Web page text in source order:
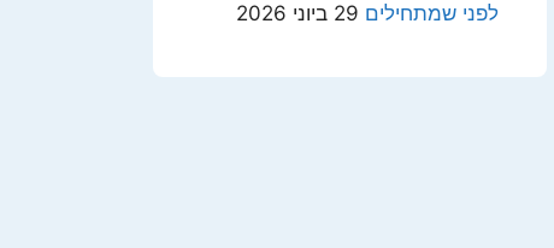
לפני שמתחילים 29 ביוני 2026